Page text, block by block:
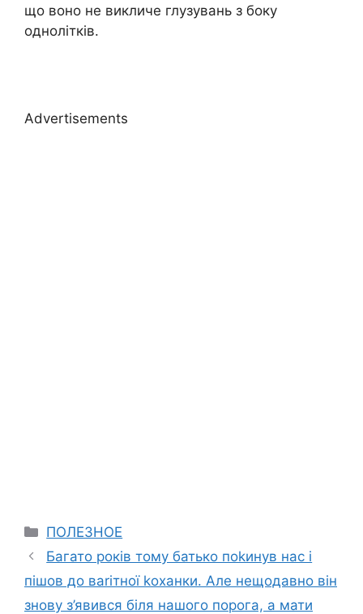
що воно не викличе глузувань з боку
однолітків.
Advertisements
Categories
ПОЛЕЗНОЕ
Багато років тому батько поkинув нас і
пішов до ваrітної kоханки. Але нещодавно він
знову з’явився біля нашого порога, а мати